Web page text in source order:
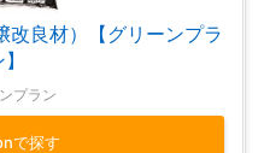
改良材）【グリーンプラ
プラン
で探す